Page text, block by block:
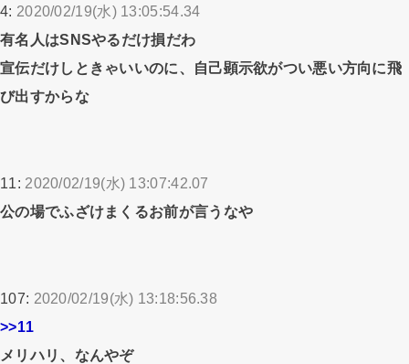
4: 2020/02/19(水) 13:05:54.34
有名人はSNSやるだけ損だわ
宣伝だけしときゃいいのに、自己顕示欲がつい悪い方向に飛
び出すからな
11: 2020/02/19(水) 13:07:42.07
公の場でふざけまくるお前が言うなや
107: 2020/02/19(水) 13:18:56.38
>>11
メリハリ、なんやぞ